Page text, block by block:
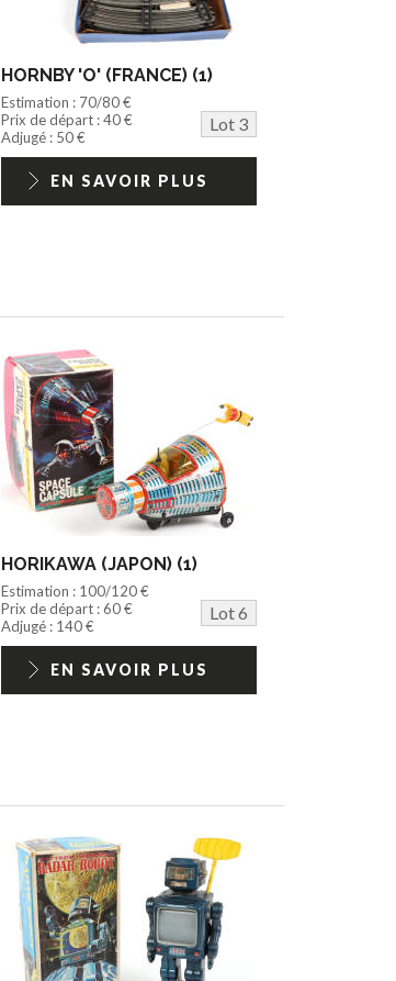
HORNBY 'O' (FRANCE) (1)
Estimation : 70/80 €
Prix de départ : 40 €
Lot 3
Adjugé : 50 €
EN SAVOIR PLUS
HORIKAWA (JAPON) (1)
Estimation : 100/120 €
Prix de départ : 60 €
Lot 6
Adjugé : 140 €
EN SAVOIR PLUS